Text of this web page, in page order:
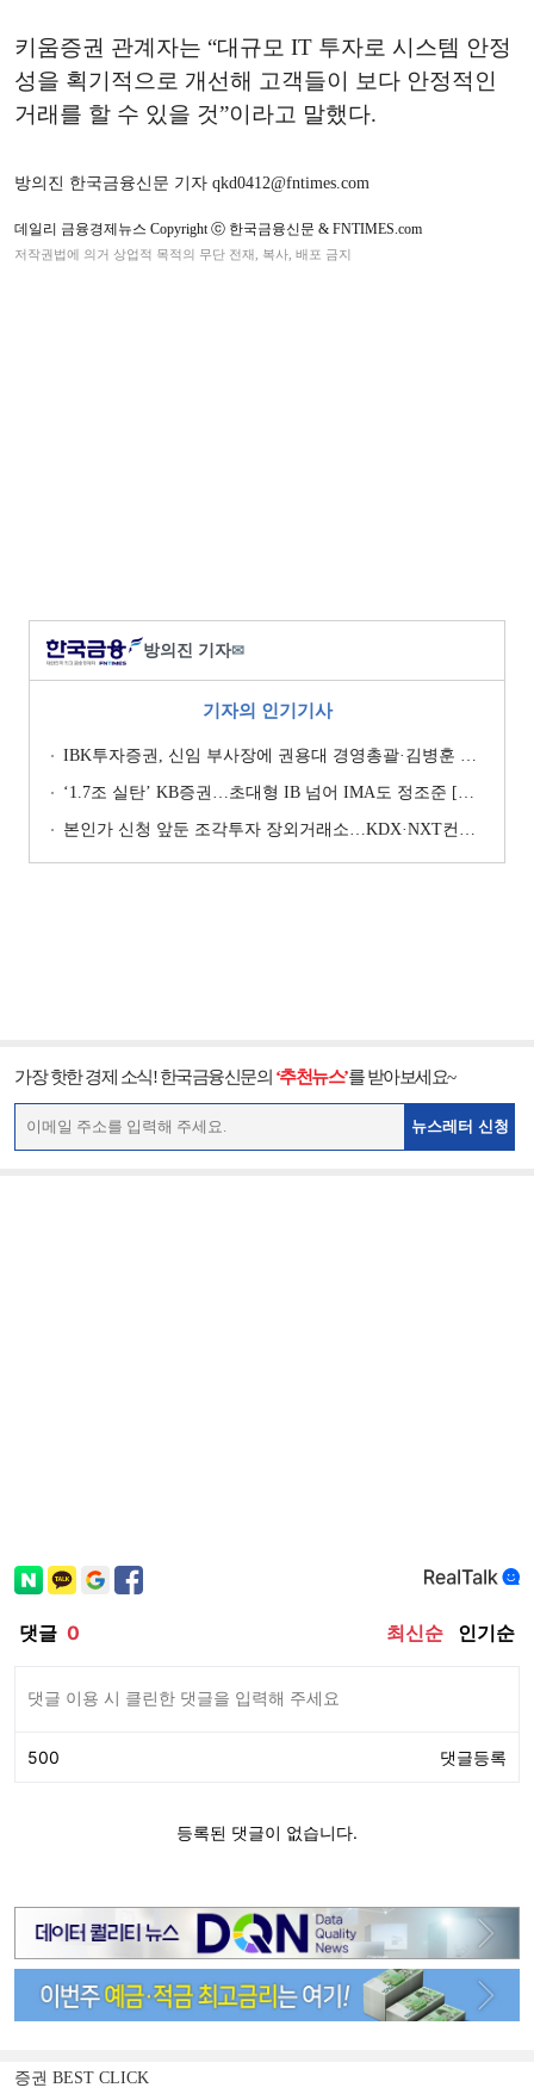
키움증권 관계자는 “대규모 IT 투자로 시스템 안정
성을 획기적으로 개선해 고객들이 보다 안정적인
거래를 할 수 있을 것”이라고 말했다.
방의진 한국금융신문 기자 qkd0412@fntimes.com
데일리 금융경제뉴스 Copyright ⓒ 한국금융신문 & FNTIMES.com
저작권법에 의거 상업적 목적의 무단 전재, 복사, 배포 금지
방의진 기자✉
기자의 인기기사
IBK투자증권, 신임 부사장에 권용대 경영총괄·김병훈 생산적금융 총괄 선임
‘1.7조 실탄’ KB증권…초대형 IB 넘어 IMA도 정조준 [전업계 추격하는 은행계 증권사 (2)]
본인가 신청 앞둔 조각투자 장외거래소…KDX·NXT컨소 막판 점검 ‘분주’
가장 핫한 경제 소식! 한국금융신문의 ‘추천뉴스’를 받아보세요~
뉴스레터 신청
증권 BEST CLICK